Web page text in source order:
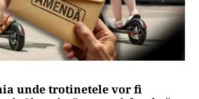
unde trotinetele vor fi